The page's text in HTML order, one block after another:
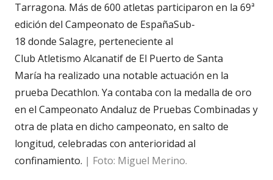
Tarragona. Más de 600 atletas participaron en la 69ª
edición del Campeonato de EspañaSub-
18 donde Salagre, perteneciente al
Club Atletismo Alcanatif de El Puerto de Santa
María ha realizado una notable actuación en la
prueba Decathlon. Ya contaba con la medalla de oro
en el Campeonato Andaluz de Pruebas Combinadas y
otra de plata en dicho campeonato, en salto de
longitud, celebradas con anterioridad al
confinamiento. | Foto: Miguel Merino.